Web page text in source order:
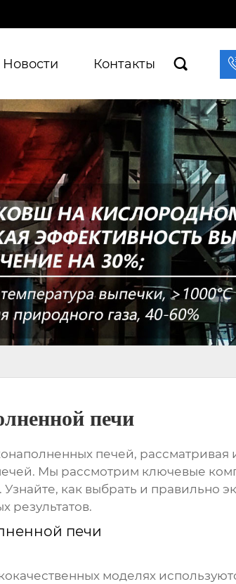
Новости Контакты 
печи
печей, рассматривая
Мы рассмотрим ключевые
как выбрать и правильно
результатов.
печи
моделях